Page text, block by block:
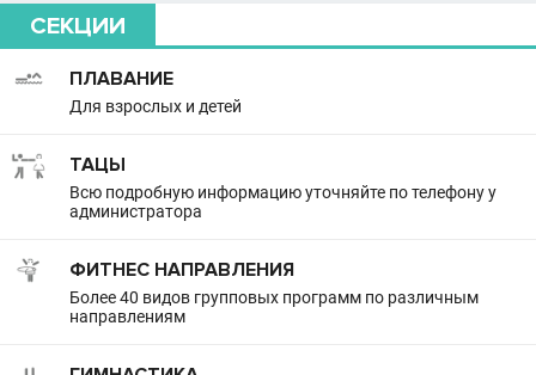
СЕКЦИИ
ПЛАВАНИЕ
Для взрослых и детей
ТАЦЫ
Всю подробную информацию уточняйте по телефону у
администратора
ФИТНЕС НАПРАВЛЕНИЯ
Более 40 видов групповых программ по различным
направлениям